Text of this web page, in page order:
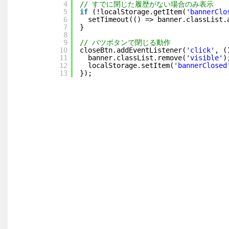
4
5
6
7
8
9
10
11
12
13
// すでに閉じた履歴がない場合のみ表示
if
(!localStorage.getItem(
setTimeout(() =>
}
// バツボタンで閉じる動作
closeBtn.addEventListener( 'click' ,
banner.classList.remove( 'visible'
localStorage.setItem( 'bannerClosed'
});